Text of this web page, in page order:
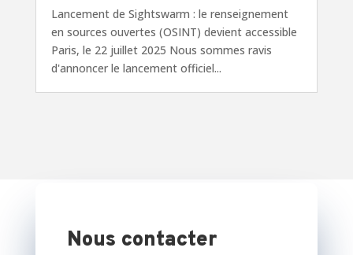
Lancement de Sightswarm : le renseignement
en sources ouvertes (OSINT) devient accessible
Paris, le 22 juillet 2025 Nous sommes ravis
d'annoncer le lancement officiel...
Nous contacter